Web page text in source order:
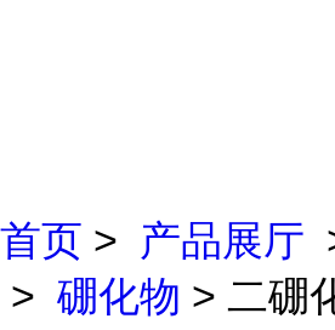
首页 > 产品展厅
> 硼化物 > 二硼